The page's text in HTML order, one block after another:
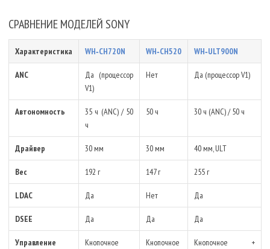
СРАВНЕНИЕ МОДЕЛЕЙ SONY
Характеристика WH‑CH720N WH‑CH520 WH‑ULT900N
ANC
Да (процессор
V1)
Нет Да (процессор V1)
Автономность
35 ч (ANC) / 50
ч
50 ч 30 ч (ANC) / 50 ч
Драйвер 30 мм 30 мм 40 мм, ULT
Вес 192 г 147 г 255 г
LDAC Да Нет Да
DSEE Да Да Да
Управление Кнопочное Кнопочное
Кнопочное +